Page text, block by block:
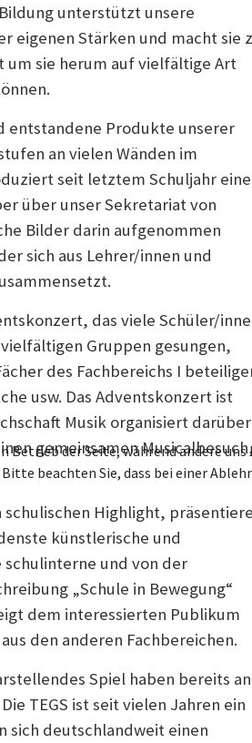
unterstützt unsere
eigenen Stärken und macht sie
um sie herum auf vielfältige Art
entstandene Produkte unserer
an vielen Wänden im
seit letztem Schuljahr
über unser Sekretariat von
Bilder darin aufgenommen
sich aus Lehrer/innen und
das viele Schüler/
Gruppen gesungen,
des Fachbereichs I
usw. Das Adventskonzert ist
Musik organisiert darüber
gemeinsamen
Highlight,
künstlerische und
schulinterne und von der
„Schule in Bewegung“
dem interessierten Publikum
den anderen Fachbereichen.
Spiel haben bereits an
TEGS ist seit vielen Jahren ein
sich deutschlandweit einen
der Seite, während andere
beachten Sie, dass bei einer